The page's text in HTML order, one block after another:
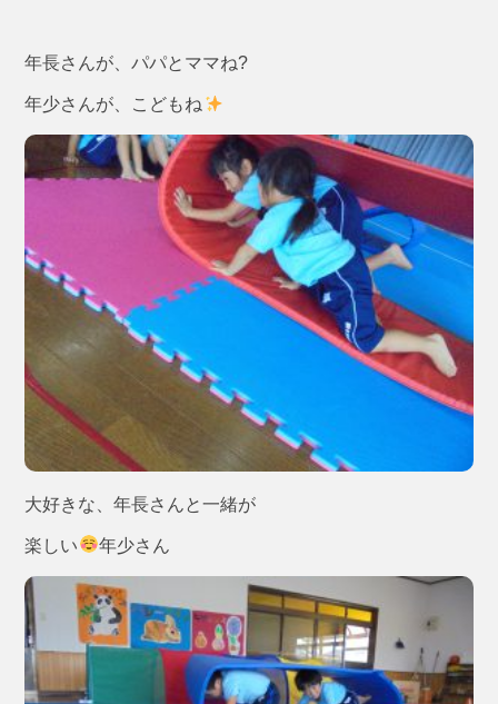
年長さんが、パパとママね?
年少さんが、こどもね
大好きな、年長さんと一緒が
楽しい 年少さん